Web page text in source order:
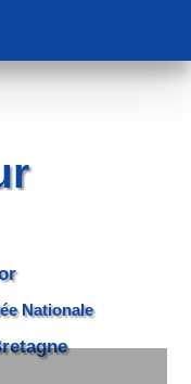
Nationale